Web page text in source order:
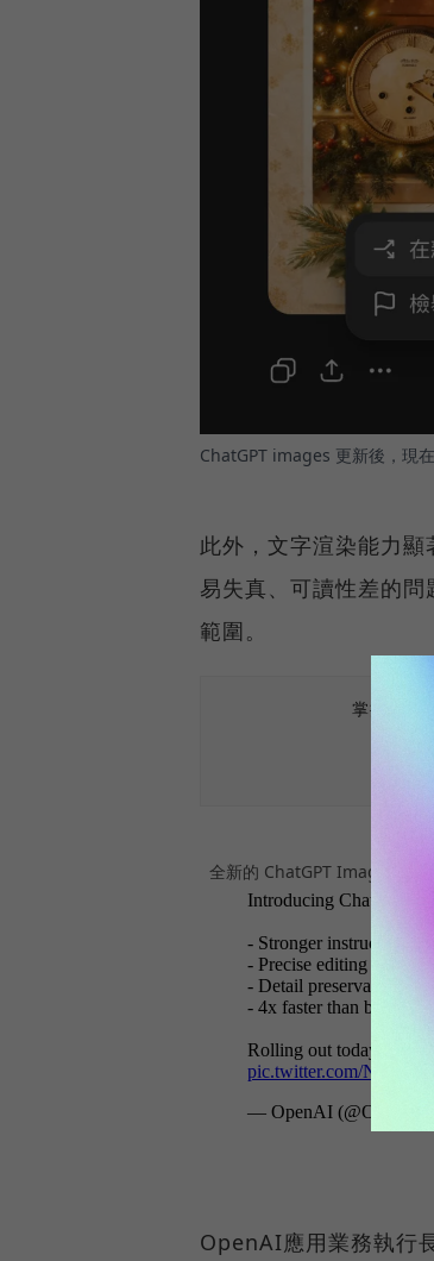
ChatGPT images 更新後，現
此外，文字渲染能力
易失真、可讀性差的
範圍。
掌握最新
全新的 ChatGPT Images 來了
OpenAI應用業務執行